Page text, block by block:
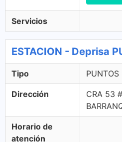
Servicios
ESTACION - Deprisa
Tipo PUNTOS
Dirección
CRA 53
Horario de
atención